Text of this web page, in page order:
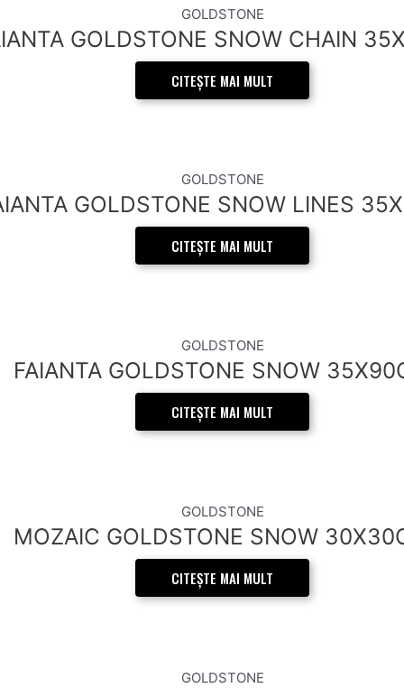
GOLDSTONE
GOLDSTONE SNOW CHAIN
CITEȘTE MAI MULT
GOLDSTONE
GOLDSTONE SNOW LINES
CITEȘTE MAI MULT
GOLDSTONE
FAIANTA GOLDSTONE SNOW
CITEȘTE MAI MULT
GOLDSTONE
MOZAIC GOLDSTONE SNOW
CITEȘTE MAI MULT
GOLDSTONE